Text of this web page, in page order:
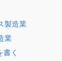
製造業
業
書く